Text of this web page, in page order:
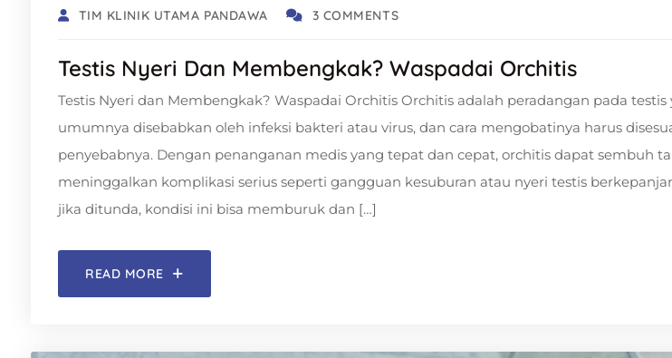
TIM KLINIK UTAMA PANDAWA 3 COMMENTS
Testis Nyeri Dan Membengkak? Waspadai Orchitis
Testis Nyeri dan Membengkak? Waspadai Orchitis Orchitis adalah peradangan pada testis
umumnya disebabkan oleh infeksi bakteri atau virus, dan cara mengobatinya harus
penyebabnya. Dengan penanganan medis yang tepat dan cepat, orchitis dapat sembuh
meninggalkan komplikasi serius seperti gangguan kesuburan atau nyeri testis
jika ditunda, kondisi ini bisa memburuk dan […]
READ MORE